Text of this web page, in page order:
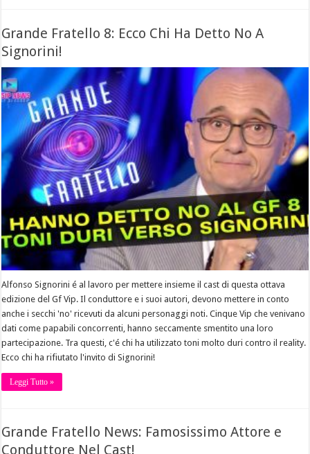
Grande Fratello 8: Ecco Chi Ha Detto No A
Signorini!
Alfonso Signorini é al lavoro per mettere insieme il cast di questa ottava
edizione del Gf Vip. Il conduttore e i suoi autori, devono mettere in conto
anche i secchi 'no' ricevuti da alcuni personaggi noti. Cinque Vip che venivano
dati come papabili concorrenti, hanno seccamente smentito una loro
partecipazione. Tra questi, c'é chi ha utilizzato toni molto duri contro il reality.
Ecco chi ha rifiutato l'invito di Signorini!
Leggi Tutto »
Grande Fratello News: Famosissimo Attore e
Conduttore Nel Cast!